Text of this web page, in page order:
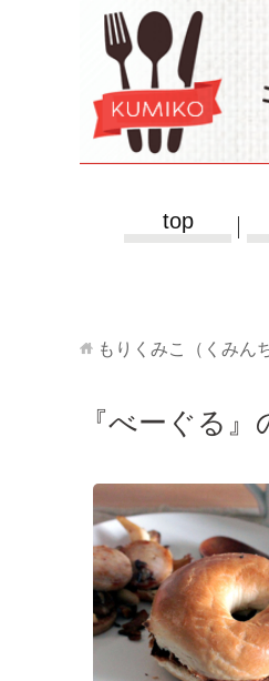
top
もりくみこ（くみん
『べーぐる』